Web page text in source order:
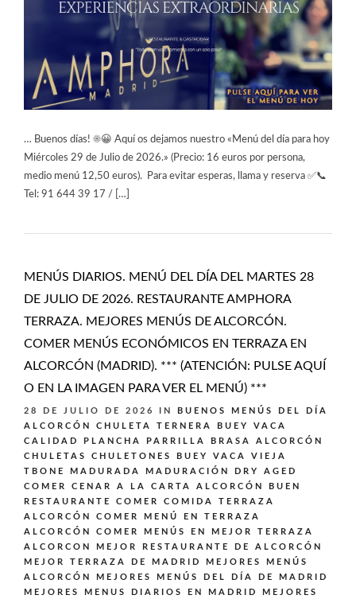
… Buenos días! ☀️😀 Aquí os dejamos nuestro «Menú del día para hoy
Miércoles 29 de Julio de 2026.» (Precio: 16 euros por persona,
medio menú 12,50 euros). Para evitar esperas, llama y reserva ✅📞
Tel: 91 644 39 17 / […]
MENÚS DIARIOS. MENÚ DEL DÍA DEL MARTES 28
DE JULIO DE 2026. RESTAURANTE AMPHORA
TERRAZA. MEJORES MENÚS DE ALCORCÓN.
COMER MENÚS ECONÓMICOS EN TERRAZA EN
ALCORCÓN (MADRID). *** (ATENCIÓN: PULSE AQUÍ
O EN LA IMAGEN PARA VER EL MENÚ) ***
28 DE JULIO DE 2026 IN
BUENOS MENÚS DEL DÍA
ALCORCÓN
CHULETA TERNERA BUEY VACA
CALIDAD PLANCHA PARRILLA BRASA ALCORCÓN
CHULETAS CHULETONES BUEY VACA VIEJA
TBONE MADURADA MADURACIÓN DRY AGED
COMER CENAR A LA CARTA ALCORCÓN BUEN
RESTAURANTE
COMER COMIDA TERRAZA
ALCORCÓN
COMER MENÚ EN TERRAZA
ALCORCÓN
COMER MENÚS EN MEJOR TERRAZA
ALCORCON
MEJOR RESTAURANTE DE ALCORCÓN
MEJOR TERRAZA DE MADRID
MEJORES MENÚS
ALCORCÓN
MEJORES MENÚS DEL DÍA DE MADRID
MEJORES MENUS DIARIOS EN MADRID
MEJORES